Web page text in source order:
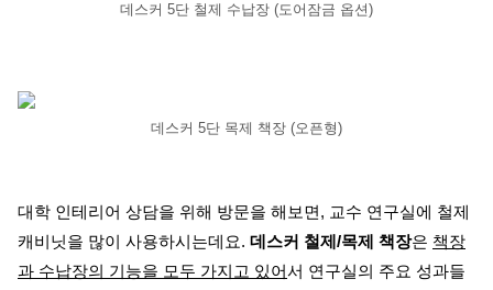
데스커 5단 철제 수납장 (도어잠금 옵션)
데스커 5단 목제 책장 (오픈형)
대학 인테리어 상담을 위해 방문을 해보면, 교수 연구실에 철제
캐비닛을 많이 사용하시는데요. 데스커 철제/목제 책장은 책장
과 수납장의 기능을 모두 가지고 있어서 연구실의 주요 성과들